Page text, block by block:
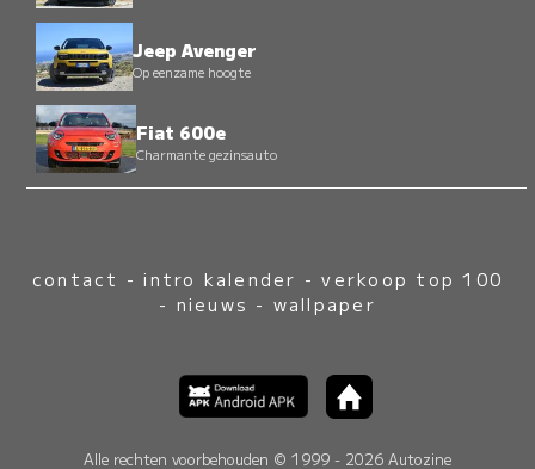
Jeep Avenger
Op eenzame hoogte
Fiat 600e
Charmante gezinsauto
contact -intro kalender -verkoop top 100
- nieuws - wallpaper
Alle rechten voorbehouden © 1999 - 2026 Autozine